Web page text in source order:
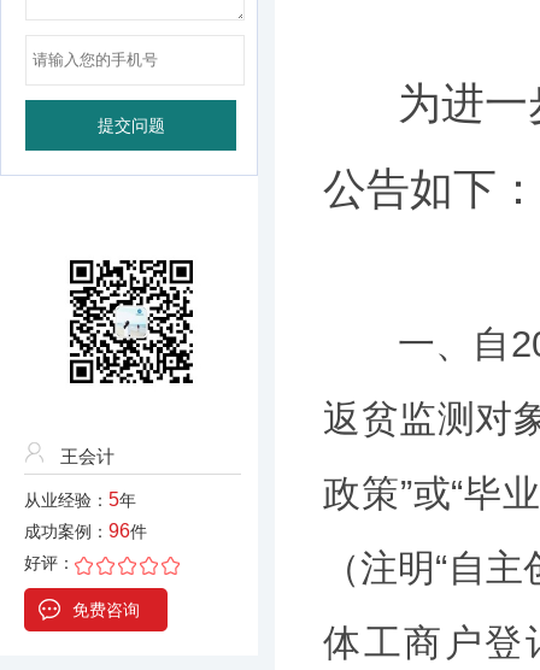
王会计
从业经验： 5年
成功案例： 96件
好评：
免费咨询
为进
公告如下：
一、自
返贫监测对
政策”或“毕
（注明“自
体工商户登